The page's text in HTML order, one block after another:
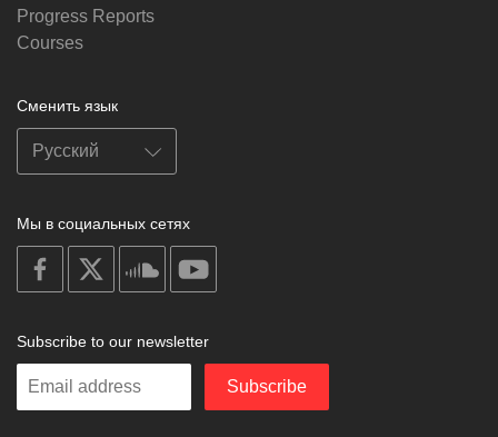
Progress Reports
Courses
Сменить язык
Мы в социальных сетях
on
facebook
soundcloud
Subscribe to our newsletter
Enter
Subscribe